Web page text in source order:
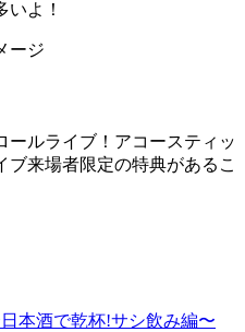
よ！
ールライブ！アコースティッ
ブ来場者限定の特典があるこ
本酒で乾杯!サシ飲み編〜